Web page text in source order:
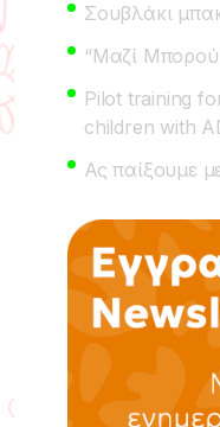
Σουβλάκι
“Μαζί
Pilot training
children with
Ας παίξουμε